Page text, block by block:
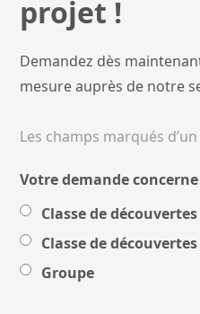
projet !
Demandez dès
mesure auprès de notre
Les champs marqués
Votre demande
Classe de découvertes
Classe de
Groupe